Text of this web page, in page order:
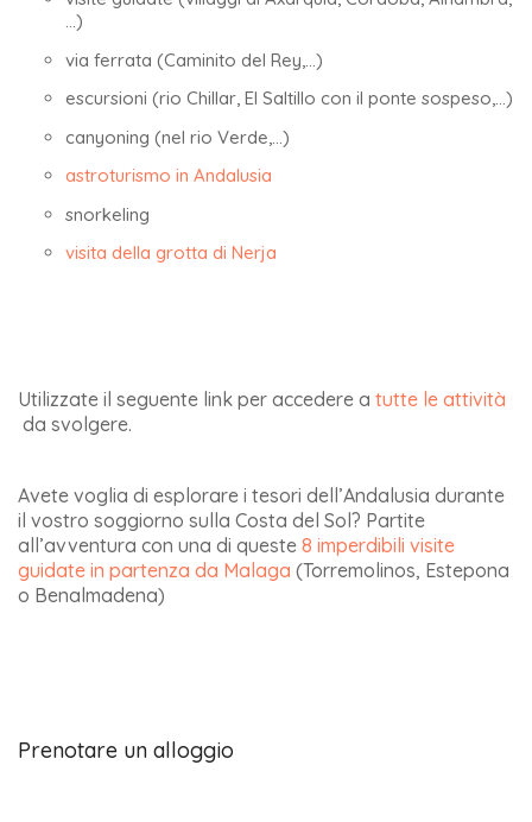
…)
via ferrata (Caminito del Rey,…)
escursioni (rio Chillar, El Saltillo con il ponte sospeso,…)
canyoning (nel rio Verde,…)
astroturismo in Andalusia
snorkeling
visita della grotta di Nerja
Utilizzate il seguente link per accedere a tutte le attività
da svolgere.
Avete voglia di esplorare i tesori dell’Andalusia durante
il vostro soggiorno sulla Costa del Sol? Partite
all’avventura con una di queste 8 imperdibili visite
guidate in partenza da Malaga (Torremolinos, Estepona
o Benalmadena)
Prenotare un alloggio